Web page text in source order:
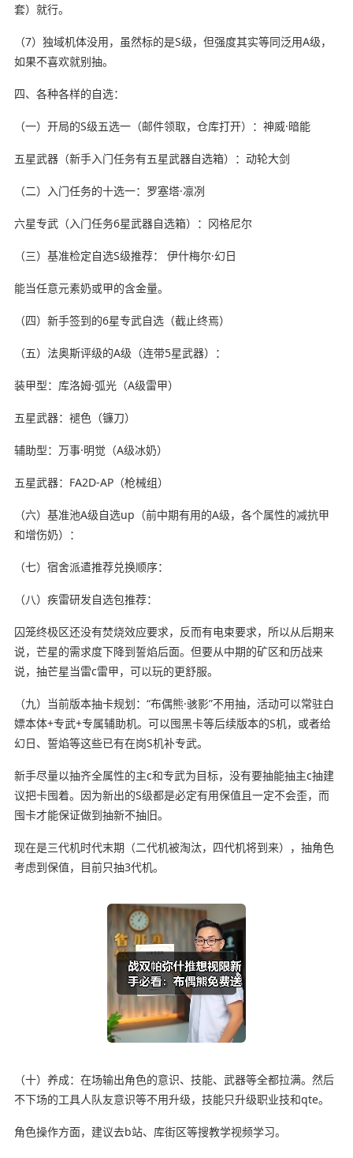
套）就行。
（7）独域机体没用，虽然标的是S级，但强度其实等同泛用A级，
如果不喜欢就别抽。
四、各种各样的自选：
（一）开局的S级五选一（邮件领取，仓库打开）：神威·暗能
五星武器（新手入门任务有五星武器自选箱）：动轮大剑
（二）入门任务的十选一：罗塞塔·凛冽
六星专武（入门任务6星武器自选箱）：冈格尼尔
（三）基准检定自选S级推荐： 伊什梅尔·幻日
能当任意元素奶或甲的含金量。
（四）新手签到的6星专武自选（截止终焉）
（五）法奥斯评级的A级（连带5星武器）：
装甲型：库洛姆·弧光（A级雷甲）
五星武器：褪色（镰刀）
辅助型：万事·明觉（A级冰奶）
五星武器：FA2D-AP（枪械组）
（六）基准池A级自选up（前中期有用的A级，各个属性的减抗甲
和增伤奶）：
（七）宿舍派遣推荐兑换顺序：
（八）疾雷研发自选包推荐：
囚笼终极区还没有焚烧效应要求，反而有电束要求，所以从后期来
说，芒星的需求度下降到誓焰后面。但要从中期的矿区和历战来
说，抽芒星当雷c雷甲，可以玩的更舒服。
（九）当前版本抽卡规划：“布偶熊·骇影”不用抽，活动可以常驻白
嫖本体+专武+专属辅助机。可以囤黑卡等后续版本的S机，或者给
幻日、誓焰等这些已有在岗S机补专武。
新手尽量以抽齐全属性的主c和专武为目标，没有要抽能抽主c抽建
议把卡囤着。因为新出的S级都是必定有用保值且一定不会歪，而
囤卡才能保证做到抽新不抽旧。
现在是三代机时代末期（二代机被淘汰，四代机将到来），抽角色
考虑到保值，目前只抽3代机。
（十）养成：在场输出角色的意识、技能、武器等全都拉满。然后
不下场的工具人队友意识等不用升级，技能只升级职业技和qte。
角色操作方面，建议去b站、库街区等搜教学视频学习。